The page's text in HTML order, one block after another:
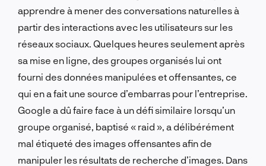
apprendre à mener des conversations naturelles à
partir des interactions avec les utilisateurs sur les
réseaux sociaux. Quelques heures seulement après
sa mise en ligne, des groupes organisés lui ont
fourni des données manipulées et offensantes, ce
qui en a fait une source d’embarras pour l’entreprise.
Google a dû faire face à un défi similaire lorsqu’un
groupe organisé, baptisé « raid », a délibérément
mal étiqueté des images offensantes afin de
manipuler les résultats de recherche d’images. Dans